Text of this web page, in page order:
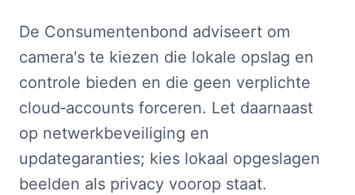
De Consumentenbond adviseert om
camera's te kiezen die lokale opslag en
controle bieden en die geen verplichte
cloud‑accounts forceren. Let daarnaast
op netwerkbeveiliging en
updategaranties; kies lokaal opgeslagen
beelden als privacy voorop staat.